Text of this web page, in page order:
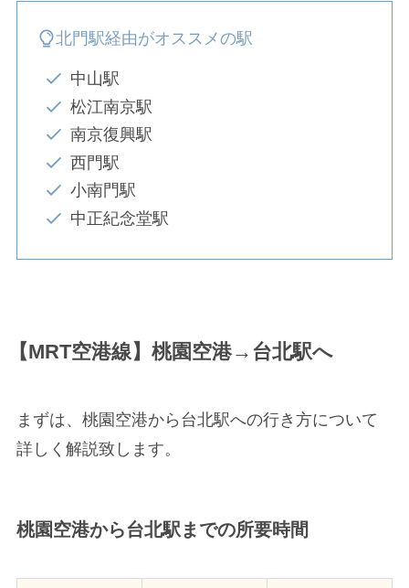
北門駅経由がオススメの駅
中山駅
松江南京駅
南京復興駅
西門駅
小南門駅
中正紀念堂駅
【MRT空港線】桃園空港→台北駅へ
まずは、桃園空港から台北駅への行き方について
詳しく解説致します。
桃園空港から台北駅までの所要時間